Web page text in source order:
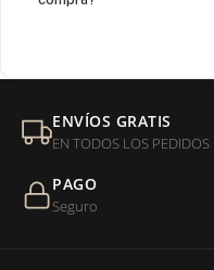
Mi orden fue devuelta por
entregada?
¿Sus productos son libres
ENVÍOS GRATIS
EN TODOS LOS PEDIDOS
PAGO
Seguro